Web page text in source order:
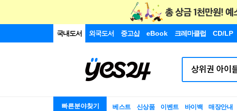
국내도서 외국도서 중고샵 eBook 크레마클럽 CD/LP
빠른분야찾기 베스트 신상품 이벤트 바이백 매장안내